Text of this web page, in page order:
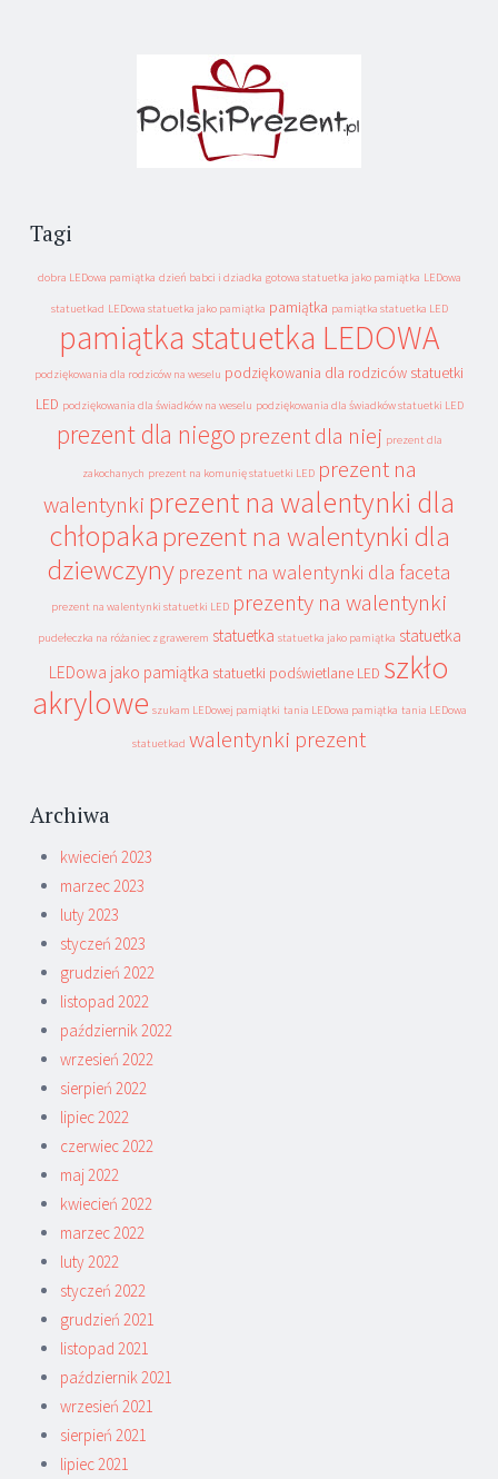
Tagi
dobra LEDowa pamiątka dzień babci i dziadka gotowa statuetka jako pamiątka LEDowa
statuetkad LEDowa statuetka jako pamiątka pamiątka pamiątka statuetka LED
pamiątka statuetka LEDOWA
podziękowania dla rodziców na weselu podziękowania dla rodziców statuetki
LED podziękowania dla świadków na weselu podziękowania dla świadków statuetki LED
prezent dla niego prezent dla niej prezent dla
zakochanych prezent na komunię statuetki LED prezent na
walentynki prezent na walentynki dla
chłopakaprezent na walentynki dla
dziewczyny prezent na walentynki dla faceta
prezent na walentynki statuetki LED prezenty na walentynki
pudełeczka na różaniec z grawerem statuetka statuetka jako pamiątka statuetka
LEDowa jako pamiątka statuetki podświetlane LED szkło
akrylowe szukam LEDowej pamiątki tania LEDowa pamiątka tania LEDowa
statuetkad walentynki prezent
Archiwa
kwiecień 2023
marzec 2023
luty 2023
styczeń 2023
grudzień 2022
listopad 2022
październik 2022
wrzesień 2022
sierpień 2022
lipiec 2022
czerwiec 2022
maj 2022
kwiecień 2022
marzec 2022
luty 2022
styczeń 2022
grudzień 2021
listopad 2021
październik 2021
wrzesień 2021
sierpień 2021
lipiec 2021